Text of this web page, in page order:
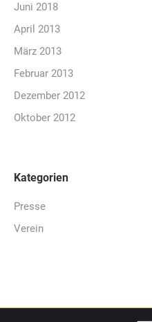
Juni 2018
April 2013
März 2013
Februar 2013
Dezember 2012
Oktober 2012
Kategorien
Presse
Verein